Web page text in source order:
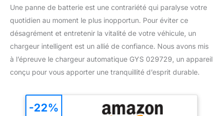
Une panne de batterie est une contrariété qui paralyse votre
quotidien au moment le plus inopportun. Pour éviter ce
désagrément et entretenir la vitalité de votre véhicule, un
chargeur intelligent est un allié de confiance. Nous avons mis
à l’épreuve le chargeur automatique GYS 029729, un appareil
conçu pour vous apporter une tranquillité d’esprit durable.
-22%